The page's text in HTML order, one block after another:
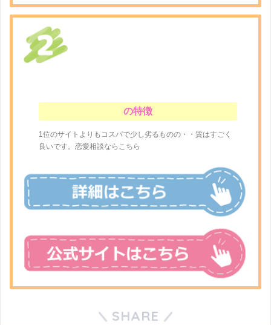
の特徴
1位のサイトよりもコスパで少し劣るものの・・質はすごく
良いです。恋愛相談ならこちら
SHARE